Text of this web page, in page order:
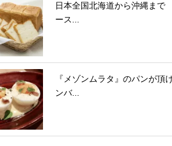
日本全国北海道から沖縄ま
ース...
『メゾンムラタ』のパンが頂
ンバ...